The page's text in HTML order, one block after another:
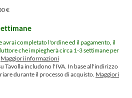
€
avrai completato l'ordine ed il pagamento, il
che impiegherà circa 1-3 settimane per
Maggiori informazioni
Tavolla includono l'IVA. In base all'indirizzo
durante il processo di acquisto. Maggiori